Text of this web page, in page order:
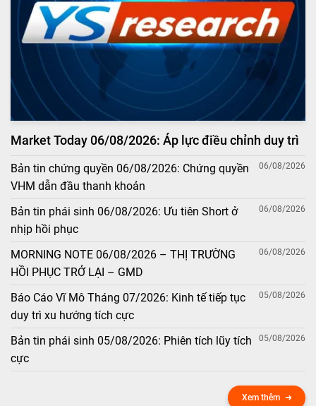
Market Today 06/08/2026: Áp lực điều chỉnh duy trì
Bản tin chứng quyền 06/08/2026: Chứng quyền
VHM dẫn đầu thanh khoản
06/08/2026
Bản tin phái sinh 06/08/2026: Ưu tiên Short ở
nhịp hồi phục
06/08/2026
MORNING NOTE 06/08/2026 – THỊ TRƯỜNG
HỒI PHỤC TRỞ LẠI – GMD
06/08/2026
Báo Cáo Vĩ Mô Tháng 07/2026: Kinh tế tiếp tục
duy trì xu hướng tích cực
05/08/2026
Bản tin phái sinh 05/08/2026: Phiên tích lũy tích
cực
05/08/2026
Xem thêm